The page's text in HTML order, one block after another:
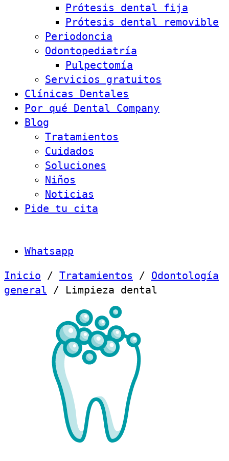
Prótesis dental fija
Prótesis dental removible
Periodoncia
Odontopediatría
Pulpectomía
Servicios gratuitos
Clínicas Dentales
Por qué Dental Company
Blog
Tratamientos
Cuidados
Soluciones
Niños
Noticias
Pide tu cita
Whatsapp
Inicio / Tratamientos / Odontología
general / Limpieza dental